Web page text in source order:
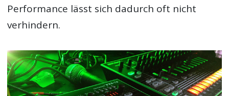
Performance lässt sich dadurch oft nicht
verhindern.